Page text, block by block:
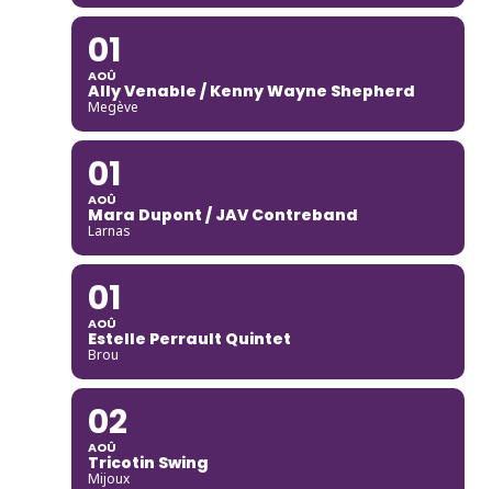
01
AOÛ
Ally Venable / Kenny Wayne Shepherd
Megève
01
AOÛ
Mara Dupont / JAV Contreband
Larnas
01
AOÛ
Estelle Perrault Quintet
Brou
02
AOÛ
Tricotin Swing
Mijoux